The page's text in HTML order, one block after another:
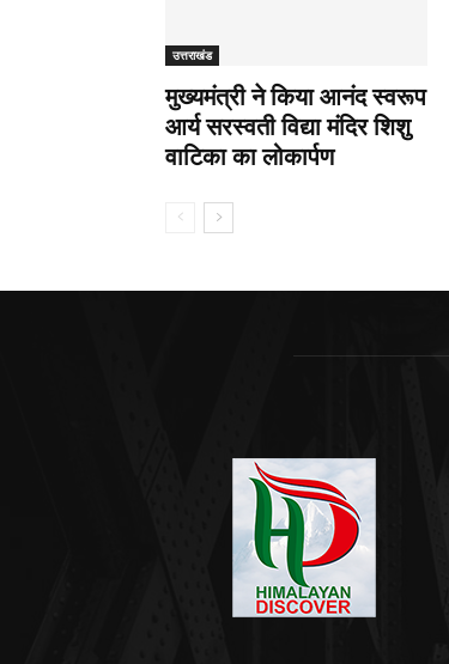
उत्तराखंड
मुख्यमंत्री ने किया आनंद स्वरूप
आर्य सरस्वती विद्या मंदिर शिशु
वाटिका का लोकार्पण